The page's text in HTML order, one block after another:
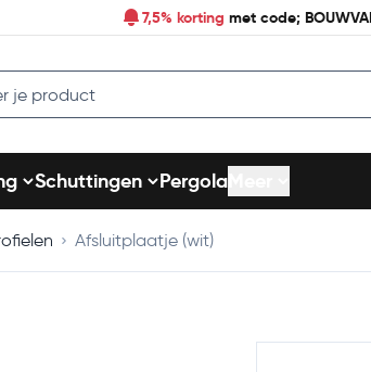
7,5% korting met code;
Schuttingen Pergola
Afsluitplaatje (wit)